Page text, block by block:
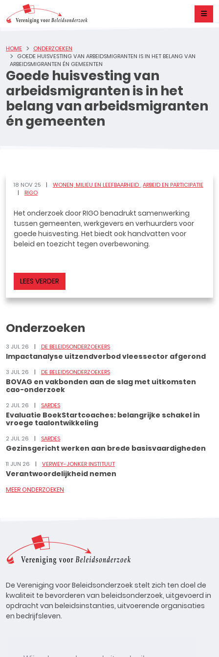
Goede huisvesting van
arbeidsmigranten is in het
belang van arbeidsmigranten
én gemeenten
HOME
ONDERZOEKEN
GOEDE HUISVESTING VAN ARBEIDSMIGRANTEN IS IN HET BELANG VAN
ARBEIDSMIGRANTEN ÉN GEMEENTEN
18 NOV 25 WONEN, MILIEU EN LEEFBAARHEID ARBEID EN PARTICIPATIE
RIGO
Het onderzoek door RIGO benadrukt samenwerking
tussen gemeenten, werkgevers en verhuurders voor
goede huisvesting. Het biedt ook handvatten voor
beleid en toezicht tegen overbewoning.
LEES VERDER
Onderzoeken
3 JUL 26 DE BELEIDSONDERZOEKERS
Impactanalyse uitzendverbod vleessector afgerond
3 JUL 26 DE BELEIDSONDERZOEKERS
BOVAG en vakbonden aan de slag met uitkomsten
cao-onderzoek
2 JUL 26 SARDES
Evaluatie BoekStartcoaches: belangrijke schakel in
vroege taalontwikkeling
2 JUL 26 SARDES
Gezinsgericht werken aan brede basisvaardigheden
11 JUN 26 VERWEY-JONKER INSTITUUT
Verantwoordelijkheid nemen
MEER ONDERZOEKEN
De Vereniging voor Beleidsonderzoek stelt zich ten doel de
kwaliteit te bevorderen van beleidsonderzoek, uitgevoerd in
opdracht van beleidsinstanties, uitvoerende organisaties
en bedrijfsleven.